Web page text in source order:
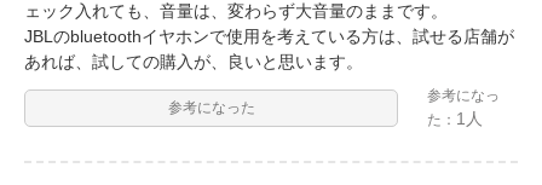
ェック入れても、音量は、変わらず大音量のままです。
JBLのbluetoothイヤホンで使用を考えている方は、試せる店舗が
あれば、試しての購入が、良いと思います。
参考になった
参考になっ
た： 1人